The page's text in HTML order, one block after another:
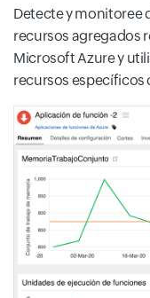
Detecte y monitoree
recursos agregados
Microsoft Azure y
recursos específicos